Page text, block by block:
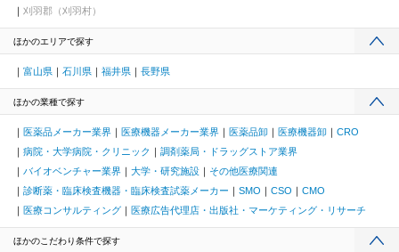
刈羽郡（刈羽村）
ほかのエリアで探す
富山県 石川県 福井県 長野県
ほかの業種で探す
医薬品メーカー業界 医療機器メーカー業界 医薬品卸 医療機器卸
CRO
病院・大学病院・クリニック
調剤薬局・ドラッグストア業界
バイオベンチャー業界
大学・研究施設
その他医療関連
診断薬・臨床検査機器・臨床検査試薬メーカー
SMO CSO
CMO
医療コンサルティング
医療広告代理店・出版社・マーケティング・リサーチ
ほかのこだわり条件で探す